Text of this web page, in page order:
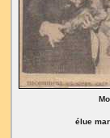
élue